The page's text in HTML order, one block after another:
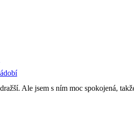
Ale jsem s ním moc spokojená,